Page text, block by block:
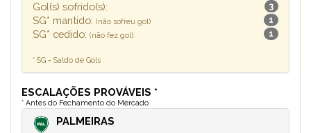
Gol(s) sofrido(s): 3
SG* mantido: (não sofreu gol) 1
SG* cedido: (não fez gol) 1
* SG = Saldo de Gols
ESCALAÇÕES PROVÁVEIS *
* Antes do Fechamento do Mercado
PALMEIRAS